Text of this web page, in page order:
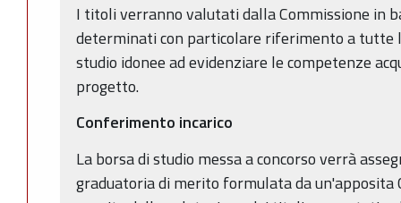
I titoli verranno valutati dalla Commissione in
determinati con particolare riferimento a tutte
studio idonee ad evidenziare le competenze
progetto.
Conferimento incarico
La borsa di studio messa a concorso verrà
graduatoria di merito formulata da un'apposita